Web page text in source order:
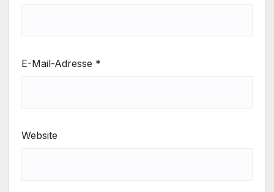
E-Mail-Adresse *
Website